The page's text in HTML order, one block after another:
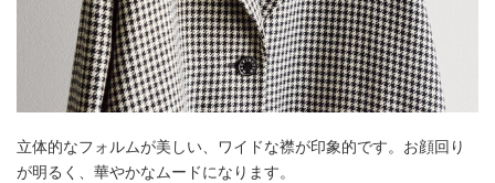
立体的なフォルムが美しい、ワイドな襟が印象的です。お顔回り
が明るく、華やかなムードになります。